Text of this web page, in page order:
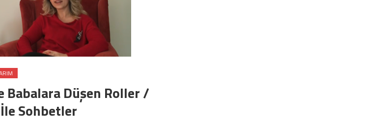
Babalara Düşen Roller /
Sohbetler